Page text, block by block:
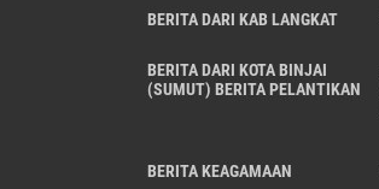
BERITA DARI KAB LANGKAT
BERITA DARI KOTA BINJAI
(SUMUT) BERITA PELANTIKAN
BERITA KEAGAMAAN